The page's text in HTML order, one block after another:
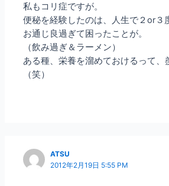
私もコリ症ですが。
便秘を経験したのは、人生で２or３
お通じ良過ぎて困ったことが。
（飲み過ぎ＆ラーメン）
ある種、栄養を溜めておけるって、
（笑）
ATSU
2012年2月19日 5:55 PM